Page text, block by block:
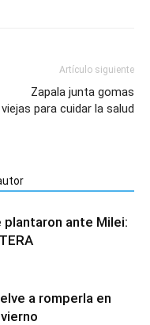
Artículo siguiente
Zapala junta gomas
viejas para cuidar la salud
ante Milei:
a romperla en